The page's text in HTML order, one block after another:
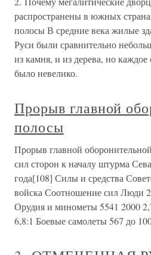
распространены в южных
полосы В средние века жилые
Руси были сравнительно
из камня, и из дерева, но каждое
было невелико.
Прорыв главной
полосы
Прорыв главной
сил сторон к началу штурма
года[108] Силы и средства
войска Соотношение сил Люди
Орудия и минометы 5541 2000
6,8:1 Боевые самолеты 567 до